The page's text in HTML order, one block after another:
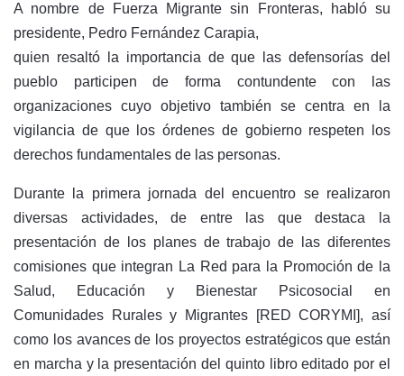
A nombre de Fuerza Migrante sin Fronteras, habló su
presidente, Pedro Fernández Carapia,
quien resaltó la importancia de que las defensorías del
pueblo participen de forma contundente con las
organizaciones cuyo objetivo también se centra en la
vigilancia de que los órdenes de gobierno respeten los
derechos fundamentales de las personas.
Durante la primera jornada del encuentro se realizaron
diversas actividades, de entre las que destaca la
presentación de los planes de trabajo de las diferentes
comisiones que integran La Red para la Promoción de la
Salud, Educación y Bienestar Psicosocial en
Comunidades Rurales y Migrantes [RED CORYMI], así
como los avances de los proyectos estratégicos que están
en marcha y la presentación del quinto libro editado por el